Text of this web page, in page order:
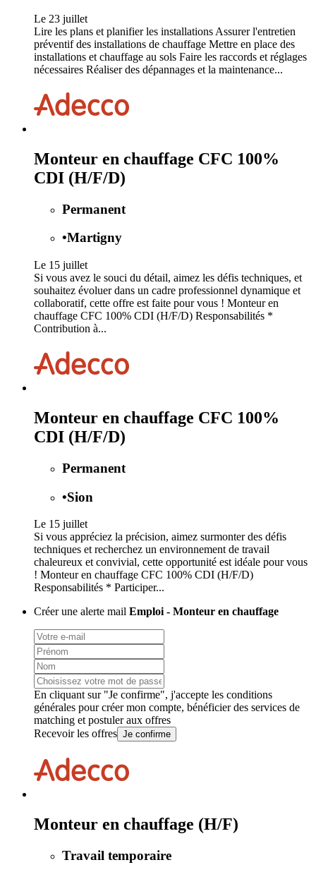
Le 23 juillet
Lire les plans et planifier les installations Assurer l'entretien
préventif des installations de chauffage Mettre en place des
installations et chauffage au sols Faire les raccords et réglages
nécessaires Réaliser des dépannages et la maintenance...
Monteur en chauffage CFC 100%
CDI (H/F/D)
Permanent
•Martigny
Le 15 juillet
Si vous avez le souci du détail, aimez les défis techniques, et
souhaitez évoluer dans un cadre professionnel dynamique et
collaboratif, cette offre est faite pour vous ! Monteur en
chauffage CFC 100% CDI (H/F/D) Responsabilités *
Contribution à...
Monteur en chauffage CFC 100%
CDI (H/F/D)
Permanent
•Sion
Le 15 juillet
Si vous appréciez la précision, aimez surmonter des défis
techniques et recherchez un environnement de travail
chaleureux et convivial, cette opportunité est idéale pour vous
! Monteur en chauffage CFC 100% CDI (H/F/D)
Responsabilités * Participer...
Créer une alerte mail Emploi - Monteur en chauffage
En cliquant sur "Je confirme", j'accepte les conditions
générales pour créer mon compte, bénéficier des services de
matching et postuler aux offres
Recevoir les offres Je confirme
Monteur en chauffage (H/F)
Travail temporaire